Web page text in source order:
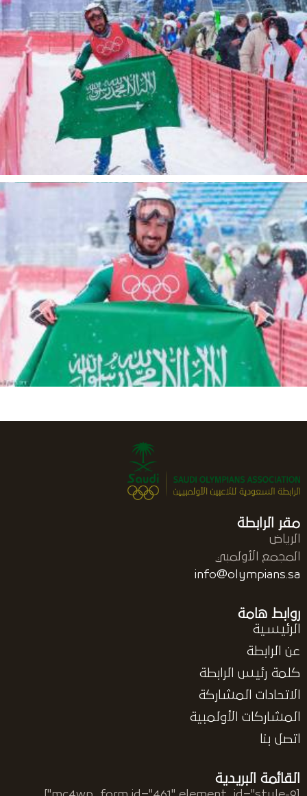
مقر الرابطة
الرياض
المجمع الأولمبي
info@olympians.sa
روابط هامة
الرئيسية
عن الرابطة
كلمة رئيس الرابطة
الاتحادات المشاركة
المشاركات الأولمبية
اتصل بنا
القائمة البريدية